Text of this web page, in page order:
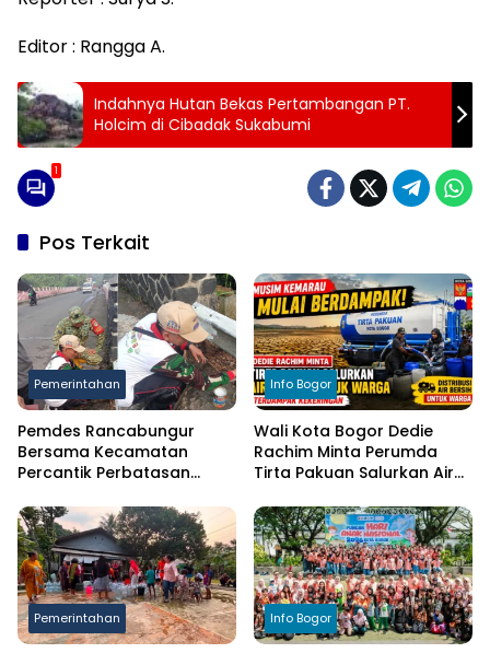
Editor : Rangga A.
Indahnya Hutan Bekas Pertambangan PT.
Holcim di Cibadak Sukabumi
1
Pos Terkait
Pemerintahan
Pemdes Rancabungur
Bersama Kecamatan
Percantik Perbatasan
Putih Sambut HUT RI ke-81
Info Bogor
Wali Kota Bogor Dedie
Rachim Minta Perumda
Tirta Pakuan Salurkan Air
Terdampak Kekeringan
Pemerintahan Info Bogor